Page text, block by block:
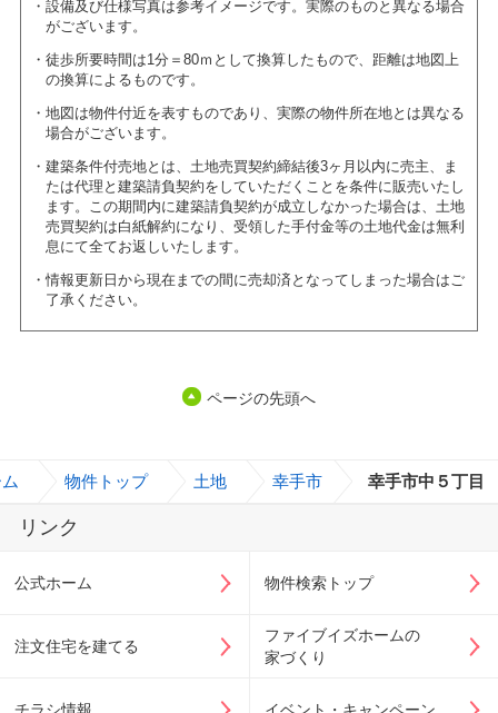
設備及び仕様写真は参考イメージです。実際のものと異なる場合
がございます。
徒歩所要時間は1分＝80ｍとして換算したもので、距離は地図上
の換算によるものです。
地図は物件付近を表すものであり、実際の物件所在地とは異なる
場合がございます。
建築条件付売地とは、土地売買契約締結後3ヶ月以内に売主、ま
たは代理と建築請負契約をしていただくことを条件に販売いたし
ます。この期間内に建築請負契約が成立しなかった場合は、土地
売買契約は白紙解約になり、受領した手付金等の土地代金は無利
息にて全てお返しいたします。
情報更新日から現在までの間に売却済となってしまった場合はご
了承ください。
ページの先頭へ
物件トップ 土地 幸手市 幸手市中５丁目
リンク
公式ホーム 物件検索トップ
注文住宅を建てる
ファイブイズホームの
家づくり